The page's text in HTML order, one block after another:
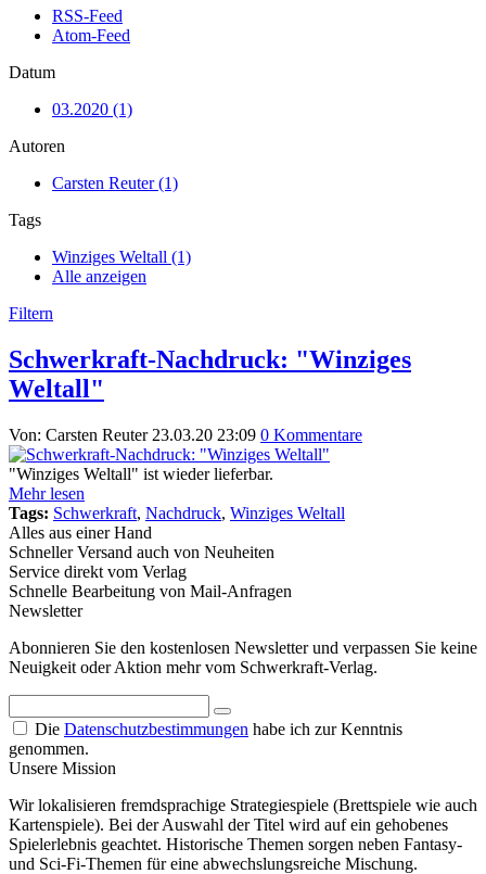
RSS-Feed
Atom-Feed
Datum
03.2020 (1)
Autoren
Carsten Reuter (1)
Tags
Winziges Weltall (1)
Alle anzeigen
Filtern
Schwerkraft-Nachdruck: "Winziges
Weltall"
Von: Carsten Reuter 23.03.20 23:09 0 Kommentare
"Winziges Weltall" ist wieder lieferbar.
Mehr lesen
Tags: Schwerkraft, Nachdruck, Winziges Weltall
Alles aus einer Hand
Schneller Versand auch von Neuheiten
Service direkt vom Verlag
Schnelle Bearbeitung von Mail-Anfragen
Newsletter
Abonnieren Sie den kostenlosen Newsletter und verpassen Sie keine
Neuigkeit oder Aktion mehr vom Schwerkraft-Verlag.
Die Datenschutzbestimmungen habe ich zur Kenntnis
genommen.
Unsere Mission
Wir lokalisieren fremdsprachige Strategiespiele (Brettspiele wie auch
Kartenspiele). Bei der Auswahl der Titel wird auf ein gehobenes
Spielerlebnis geachtet. Historische Themen sorgen neben Fantasy-
und Sci-Fi-Themen für eine abwechslungsreiche Mischung.